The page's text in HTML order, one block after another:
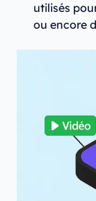
utilisés
ou encore